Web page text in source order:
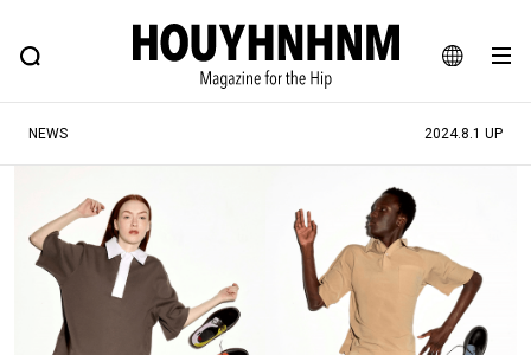
JA
EN
FEATURE BLOG SNAP
ヒップなファッション、カルチャー、ライフスタイルWEBマガジン
#注目のタグ
#SHOPPING ADDICT #憧れの逸品
#ESSENTIAL DESIGNS #古着サミット
#NEW VINTAGE #マイナーグッド図鑑
NEWS 2024.8.1 UP